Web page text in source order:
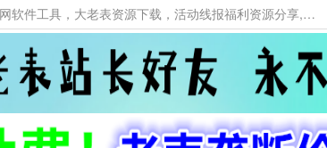
本网站提供资源工具下载，大老表资源工具，大表哥资源网软件工具，大老表资源下载，活动线报福利资源分享,活动线报，大型网游经典游戏，网络热门技术游戏辅助交流与分享。